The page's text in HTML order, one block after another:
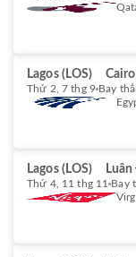
Lagos (LOS)
Thứ 2, 7 thg 9 Bay
Lagos (LOS)
Thứ 4, 11 thg 11 Bay